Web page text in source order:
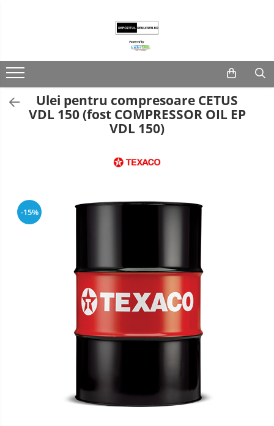
Ulei de motor
Fluide transmisie/UTTO
Ulei industrial
Ulei pentru compresoare CETUS
VDL 150 (fost COMPRESSOR OIL EP
VDL 150)
-15%